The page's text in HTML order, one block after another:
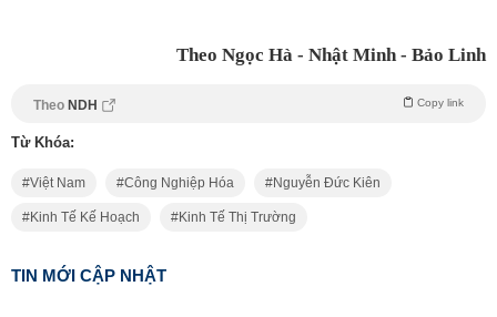
Theo Ngọc Hà - Nhật Minh - Bảo Linh
Theo NDH Copy link
Từ Khóa:
Việt Nam Công Nghiệp Hóa Nguyễn Đức Kiên
Kinh Tế Kế Hoạch Kinh Tế Thị Trường
TIN MỚI CẬP NHẬT